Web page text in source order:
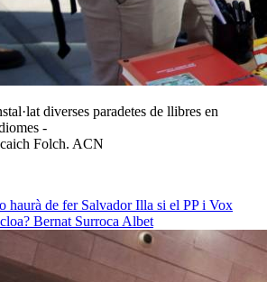
diverses paradetes de llibres en
-
Folch. ACN
haurà de fer Salvador Illa si el PP i Vox
Bernat Surroca Albet